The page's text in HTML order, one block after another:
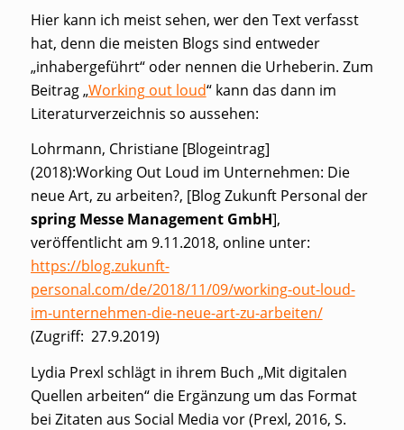
Hier kann ich meist sehen, wer den Text verfasst
hat, denn die meisten Blogs sind entweder
„inhabergeführt“ oder nennen die Urheberin. Zum
Beitrag „Working out loud“ kann das dann im
Literaturverzeichnis so aussehen:
Lohrmann, Christiane [Blogeintrag]
(2018):Working Out Loud im Unternehmen: Die
neue Art, zu arbeiten?, [Blog Zukunft Personal der
spring Messe Management GmbH],
veröffentlicht am 9.11.2018, online unter:
https://blog.zukunft-
personal.com/de/2018/11/09/working-out-loud-
im-unternehmen-die-neue-art-zu-arbeiten/
(Zugriff: 27.9.2019)
Lydia Prexl schlägt in ihrem Buch „Mit digitalen
Quellen arbeiten“ die Ergänzung um das Format
bei Zitaten aus Social Media vor (Prexl, 2016, S.